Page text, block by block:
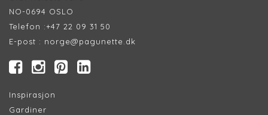
NO-0694 OSLO
Telefon :+47 22 09 31 50
E-post : norge@pagunette.dk
Inspirasjon
Gardiner